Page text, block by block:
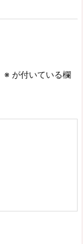
※ が付いている欄